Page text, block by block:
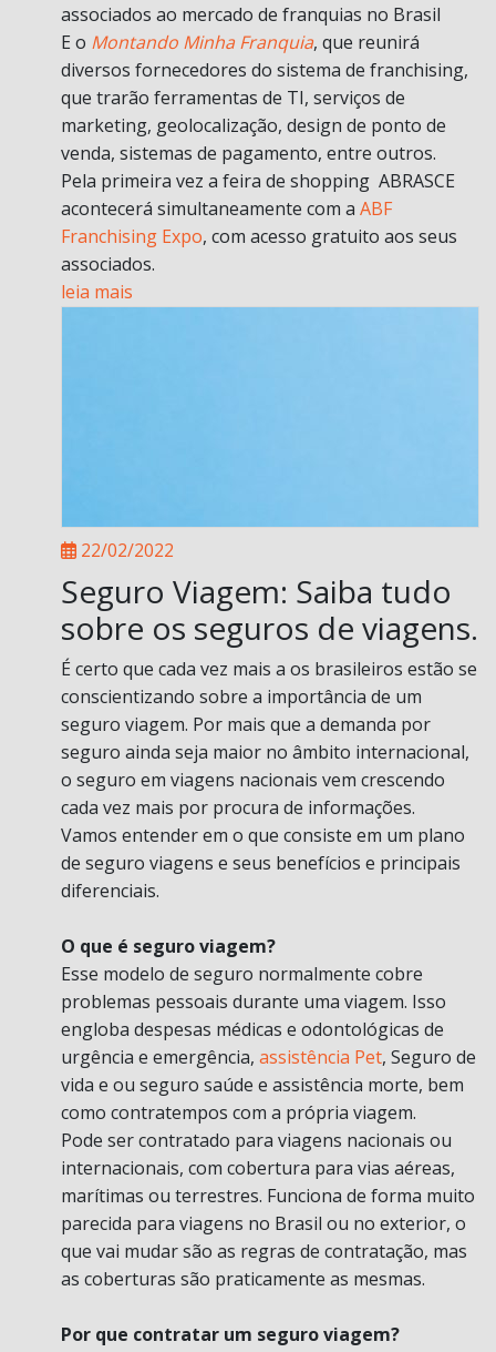
associados ao mercado de franquias no Brasil
E o Montando Minha Franquia, que reunirá
diversos fornecedores do sistema de franchising,
que trarão ferramentas de TI, serviços de
marketing, geolocalização, design de ponto de
venda, sistemas de pagamento, entre outros.
Pela primeira vez a feira de shopping ABRASCE
acontecerá simultaneamente com a ABF
Franchising Expo, com acesso gratuito aos seus
associados.
leia mais
22/02/2022
Seguro Viagem: Saiba tudo
sobre os seguros de viagens.
É certo que cada vez mais a os brasileiros estão se
conscientizando sobre a importância de um
seguro viagem. Por mais que a demanda por
seguro ainda seja maior no âmbito internacional,
o seguro em viagens nacionais vem crescendo
cada vez mais por procura de informações.
Vamos entender em o que consiste em um plano
de seguro viagens e seus benefícios e principais
diferenciais.
O que é seguro viagem?
Esse modelo de seguro normalmente cobre
problemas pessoais durante uma viagem. Isso
engloba despesas médicas e odontológicas de
urgência e emergência, assistência Pet, Seguro de
vida e ou seguro saúde e assistência morte, bem
como contratempos com a própria viagem.
Pode ser contratado para viagens nacionais ou
internacionais, com cobertura para vias aéreas,
marítimas ou terrestres. Funciona de forma muito
parecida para viagens no Brasil ou no exterior, o
que vai mudar são as regras de contratação, mas
as coberturas são praticamente as mesmas.
Por que contratar um seguro viagem?